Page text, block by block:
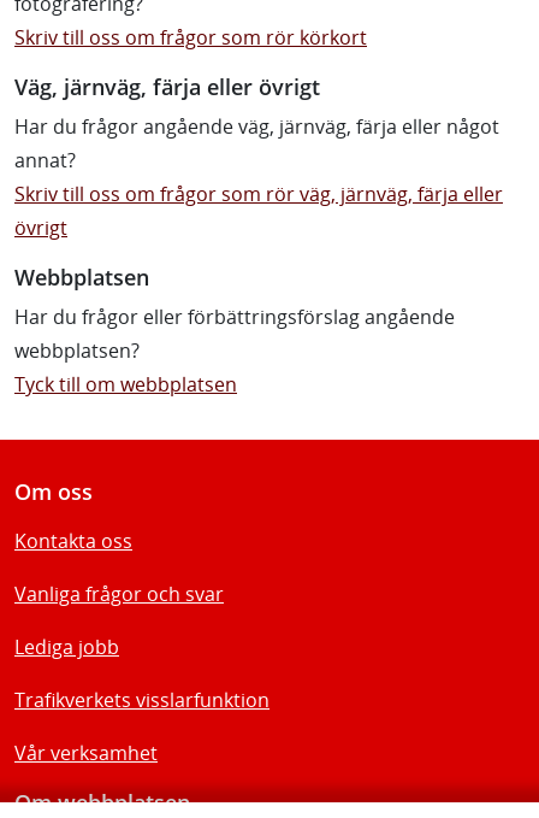
Skriv till oss om frågor som rör körkort
Väg, järnväg, färja eller övrigt
Har du frågor angående väg, järnväg, färja eller något
annat?
Skriv till oss om frågor som rör väg, järnväg, färja eller
övrigt
Webbplatsen
Har du frågor eller förbättringsförslag angående
webbplatsen?
Tyck till om webbplatsen
Om oss
Kontakta oss
Vanliga frågor och svar
Lediga jobb
Trafikverkets visslarfunktion
Vår verksamhet
Om webbplatsen